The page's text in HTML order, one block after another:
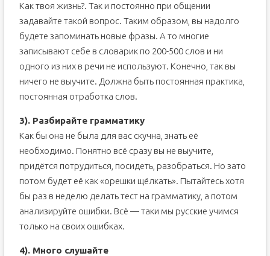
Как твоя жизнь?. Так и постоянно при общении
задавайте такой вопрос. Таким образом, вы надолго
будете запоминать новые фразы. А то многие
записывают себе в словарик по 200-500 слов и ни
одного из них в речи не используют. Конечно, так вы
ничего не выучите. Должна быть постоянная практика,
постоянная отработка слов.
3). Разбирайте грамматику
Как бы она не была для вас скучна, знать её
необходимо. Понятно всё сразу вы не выучите,
придётся потрудиться, посидеть, разобраться. Но зато
потом будет её как «орешки щёлкать». Пытайтесь хотя
бы раз в неделю делать тест на грамматику, а потом
анализируйте ошибки. Всё — таки мы русские учимся
только на своих ошибках.
4). Много слушайте